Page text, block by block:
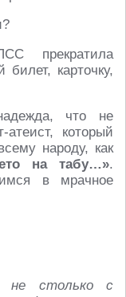
прекратила
карточку,
что не
который
народу, как
на табу…».
в мрачное
не столько с